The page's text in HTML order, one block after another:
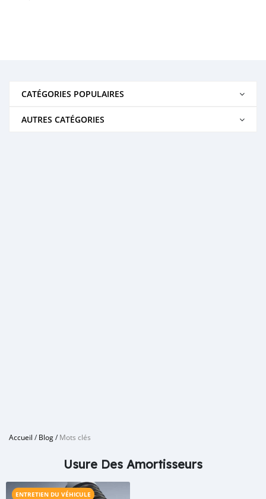
CATÉGORIES POPULAIRES
AUTRES CATÉGORIES
Accueil /Blog/Mots clés
Usure Des Amortisseurs
ENTRETIEN DU VÉHICULE